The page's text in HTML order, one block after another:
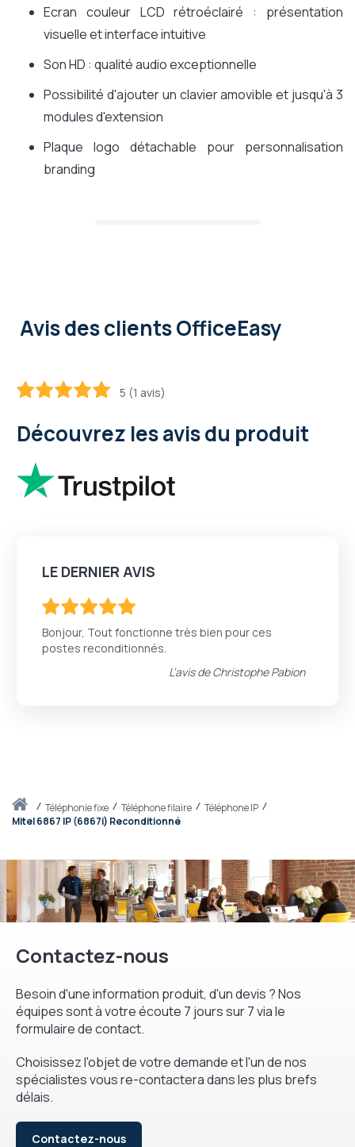
Accueiltéléphonie fixe Téléphone filaire
Téléphone IP
Mitel 6867 IP (6867i) Reconditionné
Ecran couleur LCD rétroéclairé : présentation
visuelle et interface intuitive
Son HD : qualité audio exceptionnelle
Possibilité d'ajouter un clavier amovible et jusqu'à 3
modules d'extension
Plaque logo détachable pour personnalisation
branding
Avis des clients OfficeEasy
5 (1 avis)
Découvrez les avis du produit
LE DERNIER AVIS
Bonjour, Tout fonctionne très bien pour ces
postes reconditionnés.
L'avis deChristophe Pabion
Contactez-nous
Besoin d'une information produit, d'un devis ? Nos
équipes sont à votre écoute 7 jours sur 7 via le
formulaire de contact.
Choisissez l'objet de votre demande et l'un de nos
spécialistes vous re-contactera dans les plus brefs
délais.
Contactez-nous